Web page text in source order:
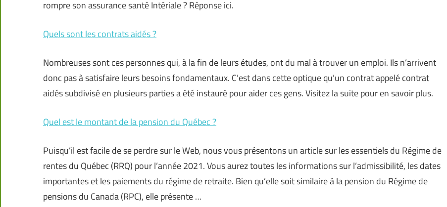
rompre son assurance santé Intériale ? Réponse ici.
Quels sont les contrats aidés ?
Nombreuses sont ces personnes qui, à la fin de leurs études, ont du mal à trouver un emploi. Ils n’arrivent
donc pas à satisfaire leurs besoins fondamentaux. C’est dans cette optique qu’un contrat appelé contrat
aidés subdivisé en plusieurs parties a été instauré pour aider ces gens. Visitez la suite pour en savoir plus.
Quel est le montant de la pension du Québec ?
Puisqu’il est facile de se perdre sur le Web, nous vous présentons un article sur les essentiels du Régime de
rentes du Québec (RRQ) pour l’année 2021. Vous aurez toutes les informations sur l’admissibilité, les dates
importantes et les paiements du régime de retraite. Bien qu’elle soit similaire à la pension du Régime de
pensions du Canada (RPC), elle présente …